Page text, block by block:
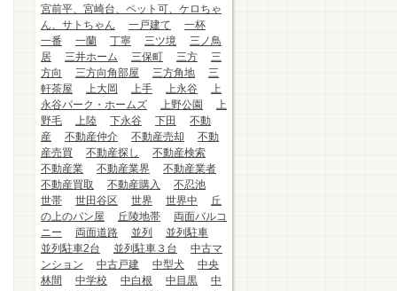
宮前平、宮崎台、ペット可、ケロちゃ
ん、サトちゃん
一戸建て
一杯
一番
一蘭 丁寧 三ツ境
三ノ鳥
居
三井ホーム 三保町 三方
三
方向
三方向角部屋 三方角地
三
軒茶屋
上大岡 上手 上永谷
上
永谷パーク・ホームズ
上野公園
上
野毛
上陸 下永谷 下田
不動
産
不動産仲介 不動産売却
不動
産売買
不動産探し
不動産検索
不動産業
不動産業界
不動産業者
不動産買取
不動産購入
不忍池
世帯
世田谷区 世界 世界中
丘
の上のパン屋
丘陵地帯
両面バルコ
ニー
両面道路 並列
並列駐車
並列駐車2台
並列駐車３台
中古マ
ンション
中古戸建 中型犬
中央
林間
中学校 中白根 中目黒
中